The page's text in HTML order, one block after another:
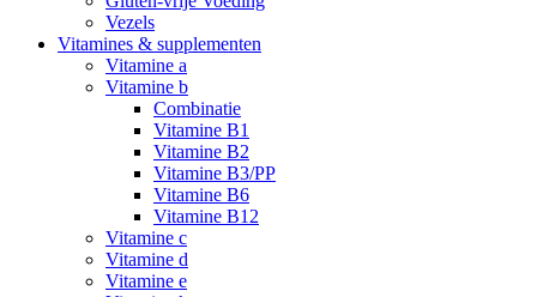
Vezels
Vitamines & supplementen
Vitamine a
Vitamine b
Combinatie
Vitamine B1
Vitamine B2
Vitamine B3/PP
Vitamine B6
Vitamine B12
Vitamine c
Vitamine d
Vitamine e